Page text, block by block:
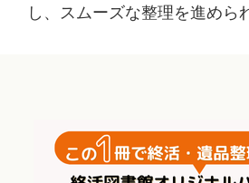
し、スムーズな整理を進めら